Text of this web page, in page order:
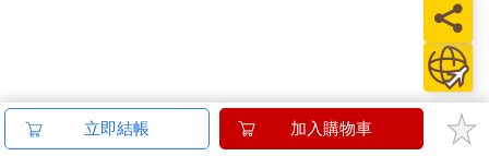
非以有形媒介提供之數位內容或一經提供即為完成之線
上服務，經消費者事先同意始提供。（如：電子書、電
已拆封之個人衛生用品。（如：內衣褲、刮鬍刀、除毛
刀…等）